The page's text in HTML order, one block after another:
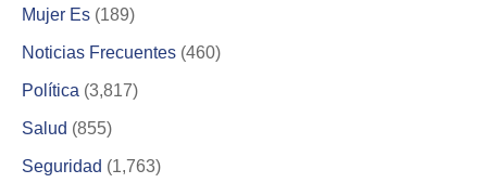
Mujer Es (189)
Noticias Frecuentes (460)
Política (3,817)
Salud (855)
Seguridad (1,763)